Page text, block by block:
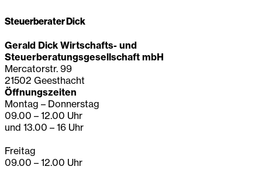
Steuerberater Dick
Gerald Dick Wirtschafts- und
Steuerberatungsgesellschaft mbH
Mercatorstr. 99
21502 Geesthacht
Öffnungszeiten
Montag – Donnerstag
09.00 – 12.00 Uhr
und 13.00 – 16 Uhr
Freitag
09.00 – 12.00 Uhr